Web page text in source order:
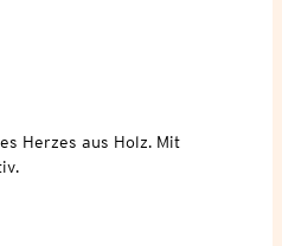
Herzes aus Holz. Mit